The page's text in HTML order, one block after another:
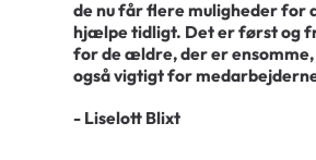
de nu får flere muligheder for
hjælpe tidligt. Det er først og
for de ældre, der er
også vigtigt for
- Liselott Blixt